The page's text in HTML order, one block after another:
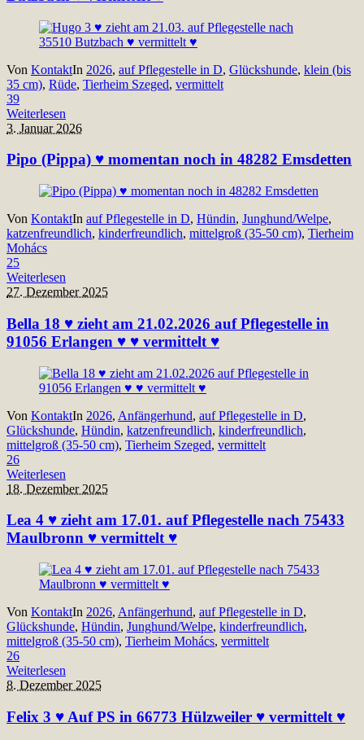
Von KontaktIn 2026, auf Pflegestelle in D, Glückshunde, klein (bis
35 cm), Rüde, Tierheim Szeged, vermittelt
39
Weiterlesen
3. Januar 2026
Pipo (Pippa) ♥ momentan noch in 48282 Emsdetten
Von KontaktIn auf Pflegestelle in D, Hündin, Junghund/Welpe,
katzenfreundlich, kinderfreundlich, mittelgroß (35-50 cm), Tierheim
Mohács
25
Weiterlesen
27. Dezember 2025
Bella 18 ♥ zieht am 21.02.2026 auf Pflegestelle in
91056 Erlangen ♥ ♥ vermittelt ♥
Von KontaktIn 2026, Anfängerhund, auf Pflegestelle in D,
Glückshunde, Hündin, katzenfreundlich, kinderfreundlich,
mittelgroß (35-50 cm), Tierheim Szeged, vermittelt
26
Weiterlesen
18. Dezember 2025
Lea 4 ♥ zieht am 17.01. auf Pflegestelle nach 75433
Maulbronn ♥ vermittelt ♥
Von KontaktIn 2026, Anfängerhund, auf Pflegestelle in D,
Glückshunde, Hündin, Junghund/Welpe, kinderfreundlich,
mittelgroß (35-50 cm), Tierheim Mohács, vermittelt
26
Weiterlesen
8. Dezember 2025
Felix 3 ♥ Auf PS in 66773 Hülzweiler ♥ vermittelt ♥